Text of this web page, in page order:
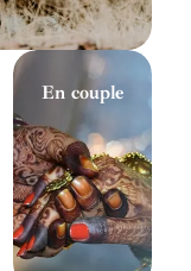
En couple